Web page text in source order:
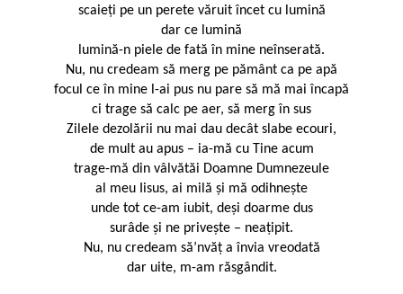
scaieți pe un perete văruit încet cu lumină
dar ce lumină
lumină-n piele de fată în mine neînserată.
Nu, nu credeam să merg pe pământ ca pe apă
focul ce în mine l-ai pus nu pare să mă mai încapă
ci trage să calc pe aer, să merg în sus
Zilele dezolării nu mai dau decât slabe ecouri,
de mult au apus – ia-mă cu Tine acum
trage-mă din vâlvătăi Doamne Dumnezeule
al meu Iisus, ai milă și mă odihnește
unde tot ce-am iubit, deși doarme dus
surâde și ne privește – neațipit.
Nu, nu credeam să’nvăț a învia vreodată
dar uite, m-am răsgândit.